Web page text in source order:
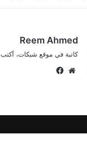
Reem Ahmed
كاتبة في موقع شبكات، أكتب
موقع